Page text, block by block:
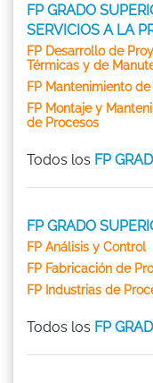
FP GRADO
SERVICIOS A LA
FP Desarrollo de
Térmicas y de
FP Mantenimiento
FP Montaje y
de Procesos
Todos los FP
FP GRADO
FP Análisis y Control
FP Fabricación de
FP Industrias de
Todos los FP